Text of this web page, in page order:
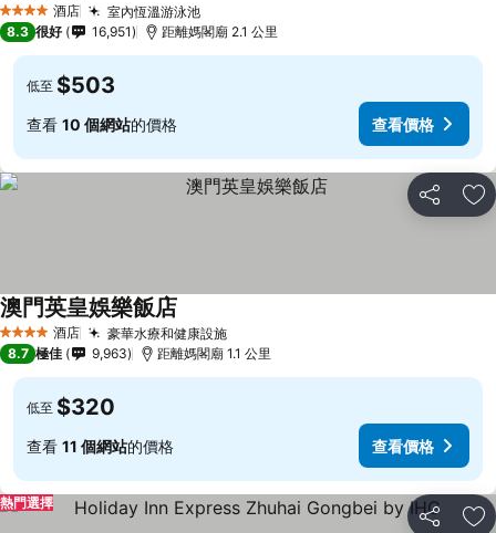
4 星級 酒店 室內恆溫游泳池
8.3 很好 16,951 距離媽閣廟 2.1 公里
低至 $503
查看 10 個網站的價格 查看價格
分享 放
4 星級 酒店 豪華水療和健康設施
澳門英皇娛樂飯店
8.7 極佳 9,963 距離媽閣廟 1.1 公里
低至 $320
查看 11 個網站的價格 查看價格
分享 放
熱門選擇